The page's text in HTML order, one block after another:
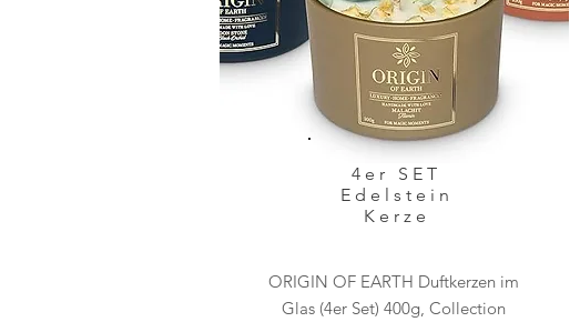
4er SET
Edelstein
Kerze
ORIGIN OF EARTH Duftkerzen im
Glas (4er Set) 400g, Collection